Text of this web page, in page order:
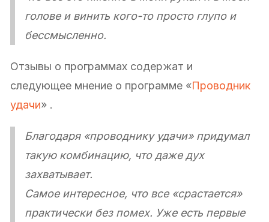
голове и винить кого-то просто глупо и
бессмысленно.
Отзывы о программах содержат и
следующее мнение о программе «Проводник
удачи» .
Благодаря «проводнику удачи» придумал
такую комбинацию, что даже дух
захватывает.
Самое интересное, что все «срастается»
практически без помех. Уже есть первые